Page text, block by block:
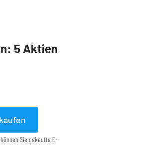
5 Aktien
Sie gekaufte E-